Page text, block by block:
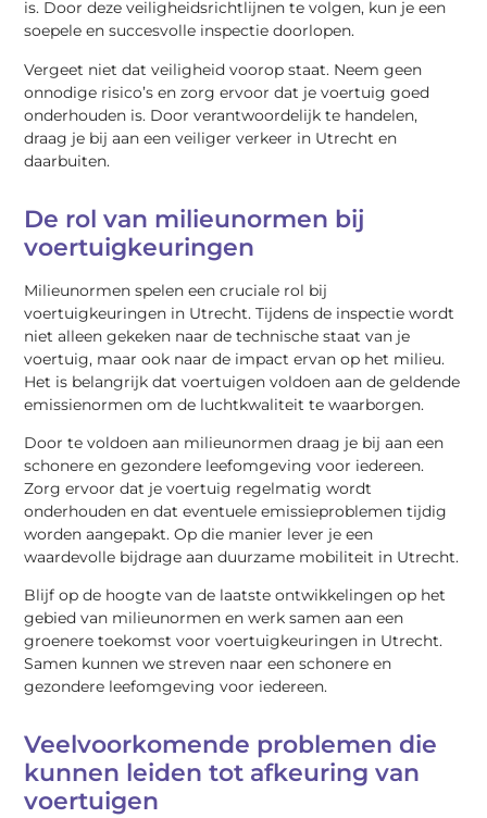
is. Door deze veiligheidsrichtlijnen te volgen, kun je een
soepele en succesvolle inspectie doorlopen.
Vergeet niet dat veiligheid voorop staat. Neem geen
onnodige risico’s en zorg ervoor dat je voertuig goed
onderhouden is. Door verantwoordelijk te handelen,
draag je bij aan een veiliger verkeer in Utrecht en
daarbuiten.
De rol van milieunormen bij
voertuigkeuringen
Milieunormen spelen een cruciale rol bij
voertuigkeuringen in Utrecht. Tijdens de inspectie wordt
niet alleen gekeken naar de technische staat van je
voertuig, maar ook naar de impact ervan op het milieu.
Het is belangrijk dat voertuigen voldoen aan de geldende
emissienormen om de luchtkwaliteit te waarborgen.
Door te voldoen aan milieunormen draag je bij aan een
schonere en gezondere leefomgeving voor iedereen.
Zorg ervoor dat je voertuig regelmatig wordt
onderhouden en dat eventuele emissieproblemen tijdig
worden aangepakt. Op die manier lever je een
waardevolle bijdrage aan duurzame mobiliteit in Utrecht.
Blijf op de hoogte van de laatste ontwikkelingen op het
gebied van milieunormen en werk samen aan een
groenere toekomst voor voertuigkeuringen in Utrecht.
Samen kunnen we streven naar een schonere en
gezondere leefomgeving voor iedereen.
Veelvoorkomende problemen die
kunnen leiden tot afkeuring van
voertuigen